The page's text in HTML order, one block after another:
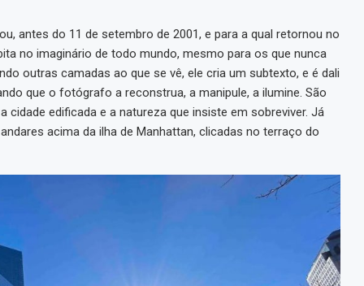
antes do 11 de setembro de 2001, e para a qual retornou no
no imaginário de todo mundo, mesmo para os que nunca
outras camadas ao que se vê, ele cria um subtexto, e é dali
que o fotógrafo a reconstrua, a manipule, a ilumine. São
edificada e a natureza que insiste em sobreviver. Já
acima da ilha de Manhattan, clicadas no terraço do